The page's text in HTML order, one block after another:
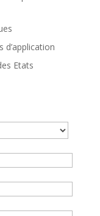
d’application
Etats